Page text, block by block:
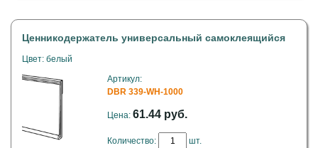
Ценникодержатель универсальный самоклеящийся
Цвет: белый
Артикул:
DBR 339-WH-1000
Цена: 61.44 руб.
Количество: шт.